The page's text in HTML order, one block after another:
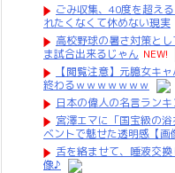
ごみ収集、40度を超え
れたくなくて休めない現実
高校野球の暑さ対策と
ま試合出来るじゃん NEW!
【閲覧注意】元臆女キ
終わるｗｗｗｗｗｗｗ
日本の偉人の名言ラン
宮澤エマに「国宝級の
ベントで魅せた透明感【画
舌を絡ませて、唾液交
像♪